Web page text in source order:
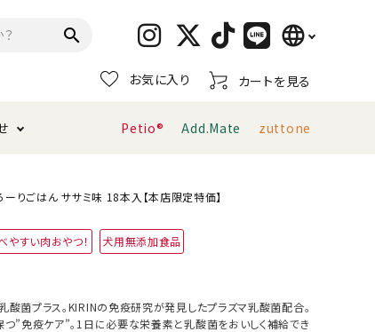
search language
日本語
English
お気に入り カートを見る
トイレタリー・消臭剤
キャリーバッグ
服・ウェア
猫砂
おもちゃ
首輪・ハーネス
ペティオ公式アプリ
デンタルおもちゃ
お支払い方法・配送について
Petio® Add.Mate zuttone
りごはん ササミ味 18本入【本店限定特価】
やすい肉おやつ！
犬用無添加食品
酸菌プラス。KIRINの免疫研究が発見したプラズマ乳酸菌配合。
”免疫ケア”。1日に必要な栄養素と乳酸菌をおいしく補給でき